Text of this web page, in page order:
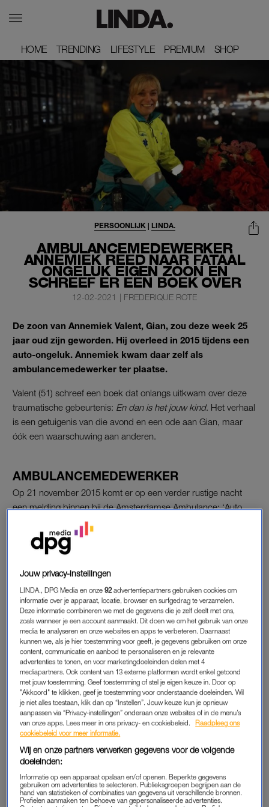
HOME
HOME TRENDING
TRENDING LIFESTYLE
LIFESTYLE PREMIUM
PREMIUM SHOP
SHOP
AMBULANCEMEDEWERKER
ANNEMIEK REED NAAR FATAAL
ONGELUK EIGEN ZOON EN
SCHREEF ER EEN BOEK OVER
PERSOONLIJK| LINDA.
12-02-2021 | FREDERIQUE ROTE
De zoon van Annemiek Valent, Gian, zou deze week 25
jaar oud zijn geworden. Hij overleed in 2015 tijdens een
auto-ongeluk. Annemiek kwam daar zelf als
ambulancemedewerker ter plaatse.
Valent (51) schreef een boek dat onlangs uitkwam over deze
traumatische gebeurtenis: En dan is het jouw kind. Het verhaal
is een getuigenis van die avond en een ode aan Gian, maar
óók een waarschuwing aan anderen.
AMBULANCEMEDEWERKER
Op 21 november 2015 komt er op een verder rustige nacht
een melding binnen bij de Amsterdamse Ambulance: ‘Auto
tegen een boom, in brand, slachtoffers?’ Als Annemiek Valent
ter plaatse komt, herkent ze de zilvergrijze auto van haar ex-
man. Een snelle blik op de nummerplaat bevestigt haar
op naam van haar ex staat, zakt Valent gillend door haar
benen.
Maar al snel blijkt dat er helemaal geen 53-jarige man in de
auto zit. De mededeling van de politie dat het niet om haar ex-
man gaat, dringt in eerste instantie niet tot haar door. Het
slachtoffer blijkt niet haar ex te zijn, maar hun 19-jarige zoon
Gian. Een agent laat de tweede ambulance die ter plaatse
komt blijven, ook al is Gian niet meer te redden. De
medewerkers krijgen de belangrijke taak om hun gebroken
collega geen moment uit het oog te verliezen.
SPEURWERK
Na de dood van haar zoon staat Valents wereld op z’n kop.
“Alles gebeurde in een roes, je wordt geleefd. Ik moest in een
Jouw privacy-instellingen
LINDA., DPG Media en onze92 advertentiepartners gebruiken cookies om
informatie over je apparaat, locatie, browser en surfgedrag te verzamelen.
Deze informatie combineren we met de gegevens die je zelf deelt met ons,
zoals wanneer je een account aanmaakt. Dit doen we om het gebruik van onze
media te analyseren en onze websites en apps te verbeteren. Daarnaast
kunnen we, als je hier toestemming voor geeft, je gegevens gebruiken om onze
content, communicatie en aanbod te personaliseren en je relevante
advertenties te tonen, en voor marketingdoeleinden delen met 4
mediapartners. Ook content van 13 externe platformen wordt enkel getoond
met jouw toestemming. Geef toestemming of stel je eigen keuze in. Door op
"Akkoord" te klikken, geef je toestemming voor onderstaande doeleinden. Wil
je niet alles toestaan, klik dan op “Instellen”. Jouw keuze kun je opnieuw
aanpassen via “Privacy-instellingen” onderaan onze websites of in de menu’s
van onze apps. Lees meer in ons privacy- en cookiebeleid.
Raadpleeg ons
cookiebeleid voor meer informatie.
Wij en onze partners verwerken gegevens voor de volgende
doeleinden:
Informatie op een apparaat opslaan en/of openen. Beperkte gegevens
gebruiken om advertenties te selecteren. Publieksgroepen begrijpen aan de
hand van statistieken of combinaties van gegevens uit verschillende bronnen.
Profielen aanmaken ten behoeve van gepersonaliseerde advertenties.